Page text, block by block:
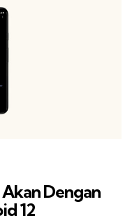
Dengan
12